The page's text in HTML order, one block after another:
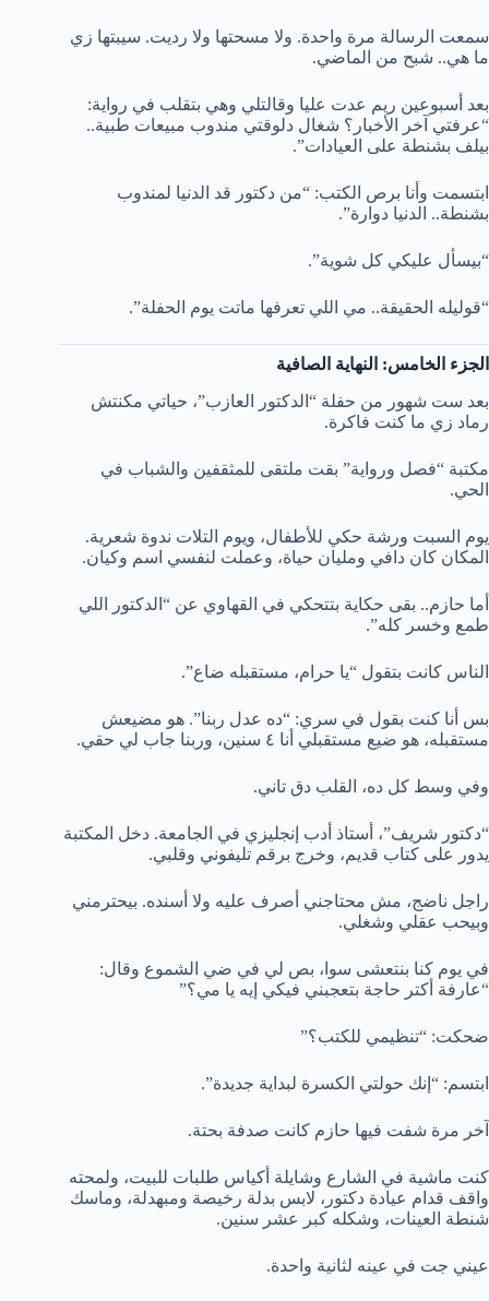
سمعت الرسالة مرة واحدة. ولا مسحتها ولا رديت. سيبتها زي
ما هي.. شبح من الماضي.
بعد أسبوعين ريم عدت عليا وقالتلي وهي بتقلب في رواية:
“عرفتي آخر الأخبار؟ شغال دلوقتي مندوب مبيعات طبية..
بيلف بشنطة على العيادات”.
ابتسمت وأنا برص الكتب: “من دكتور قد الدنيا لمندوب
بشنطة.. الدنيا دوارة”.
“بيسأل عليكي كل شوية”.
“قوليله الحقيقة.. مي اللي تعرفها ماتت يوم الحفلة”.
الجزء الخامس: النهاية الصافية
بعد ست شهور من حفلة “الدكتور العازب”، حياتي مكنتش
رماد زي ما كنت فاكرة.
مكتبة “فصل ورواية” بقت ملتقى للمثقفين والشباب في
الحي.
يوم السبت ورشة حكي للأطفال، ويوم التلات ندوة شعرية.
المكان كان دافي ومليان حياة، وعملت لنفسي اسم وكيان.
أما حازم.. بقى حكاية بتتحكي في القهاوي عن “الدكتور اللي
طمع وخسر كله”.
الناس كانت بتقول “يا حرام، مستقبله ضاع”.
بس أنا كنت بقول في سري: “ده عدل ربنا”. هو مضيعش
مستقبله، هو ضيع مستقبلي أنا ٤ سنين، وربنا جاب لي حقي.
وفي وسط كل ده، القلب دق تاني.
“دكتور شريف”، أستاذ أدب إنجليزي في الجامعة. دخل المكتبة
يدور على كتاب قديم، وخرج برقم تليفوني وقلبي.
راجل ناضج، مش محتاجني أصرف عليه ولا أسنده. بيحترمني
وبيحب عقلي وشغلي.
في يوم كنا بنتعشى سوا، بص لي في ضي الشموع وقال:
“عارفة أكتر حاجة بتعجبني فيكي إيه يا مي؟”
ضحكت: “تنظيمي للكتب؟”
ابتسم: “إنك حولتي الكسرة لبداية جديدة”.
آخر مرة شفت فيها حازم كانت صدفة بحتة.
كنت ماشية في الشارع وشايلة أكياس طلبات للبيت، ولمحته
واقف قدام عيادة دكتور، لابس بدلة رخيصة ومبهدلة، وماسك
شنطة العينات، وشكله كبر عشر سنين.
عيني جت في عينه لثانية واحدة.